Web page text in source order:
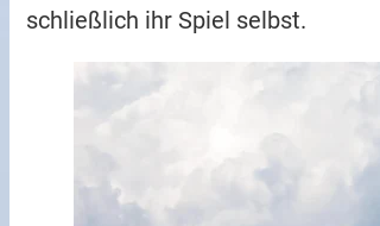
schließlich ihr Spiel selbst.